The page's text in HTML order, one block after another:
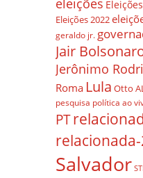
eleições
Eleições 2022
geraldo jr.
Jair
Jerônimo
Roma Lula Otto
pesquisa política ao
PT
Salvador